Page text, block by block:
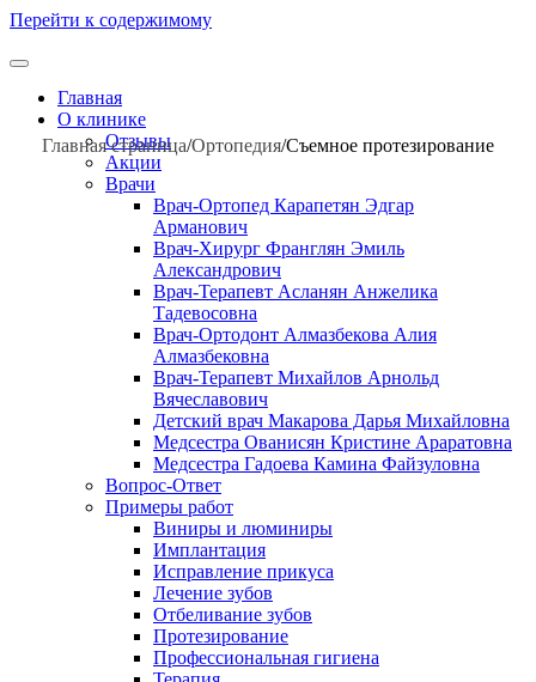
Перейти к содержимому
Главная страница/Ортопедия/Съемное протезирование
Главная
О клинике
Отзывы
Акции
Врачи
Врач-Ортопед Карапетян Эдгар
Арманович
Врач-Хирург Франглян Эмиль
Александрович
Врач-Терапевт Асланян Анжелика
Тадевосовна
Врач-Ортодонт Алмазбекова Алия
Алмазбековна
Врач-Терапевт Михайлов Арнольд
Вячеславович
Детский врач Макарова Дарья Михайловна
Медсестра Ованисян Кристине Араратовна
Медсестра Гадоева Камина Файзуловна
Вопрос-Ответ
Примеры работ
Виниры и люминиры
Имплантация
Исправление прикуса
Лечение зубов
Отбеливание зубов
Протезирование
Профессиональная гигиена